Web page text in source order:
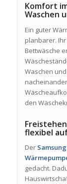
Komfort
Waschen
Ein guter
planbarer.
Bettwäsche
Waschen
den
flexibel
Der Samsung
gedacht.